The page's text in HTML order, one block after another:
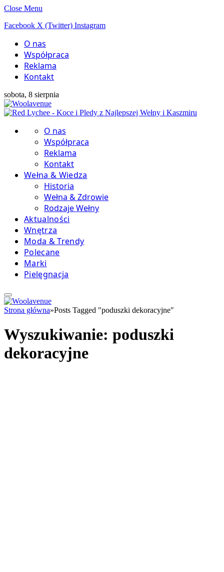
Close Menu
Facebook X (Twitter) Instagram
O nas
Współpraca
Reklama
Kontakt
sobota, 8 sierpnia
O nas
Współpraca
Reklama
Kontakt
Wełna & Wiedza
Historia
Wełna & Zdrowie
Rodzaje Wełny
Aktualności
Wnętrza
Moda & Trendy
Polecane
Marki
Pielęgnacja
Strona główna»Posts Tagged "poduszki dekoracyjne"
Wyszukiwanie: poduszki
dekoracyjne